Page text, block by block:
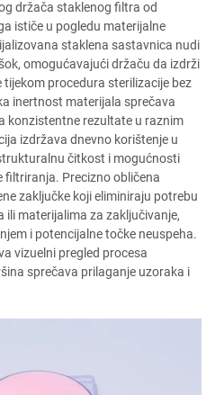
držača staklenog filtra od
ističe u pogledu materijalne
staklena sastavnica nudi
omogućavajući držaču da izdrži
procedura sterilizacije bez
inertnost materijala sprečava
konzistentne rezultate u raznim
izdržava dnevno korištenje u
čitkost i mogućnosti
filtriranja. Precizno obličena
zaključke koji eliminiraju potrebu
materijalima za zaključivanje,
i potencijalne točke neuspeha.
vizuelni pregled procesa
sprečava prilaganje uzoraka i